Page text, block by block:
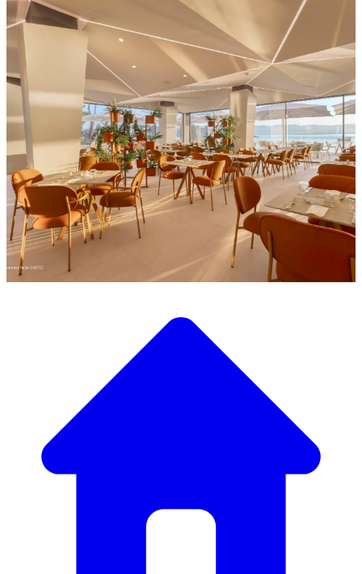
Découvrez notre large sélection de mobilier design
Notre Catalogue de
Mobilier
luxe, nous avons tout ce qu’il faut pour créer l’ambiance